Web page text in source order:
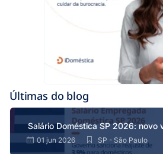
Últimas do blog
Salário Doméstica SP 2026: novo
01 jun 2026 SP - São Paulo